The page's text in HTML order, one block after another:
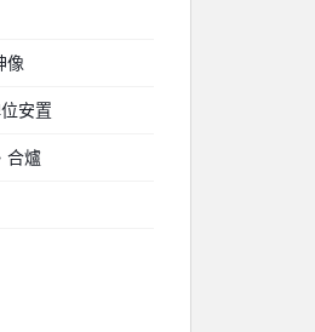
像
安置
合爐